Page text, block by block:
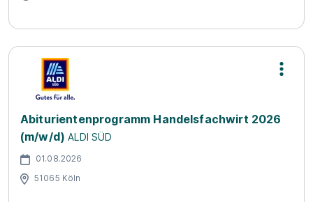
Abiturientenprogramm Handelsfachwirt 2026
(m/w/d) ALDI SÜD
01.08.2026
51065 Köln